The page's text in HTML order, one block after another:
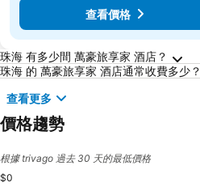
查看價格
關於珠海的常見問答
珠海 有多少間 萬豪旅享家 酒店？
珠海 的 萬豪旅享家 酒店通常收費多少？
查看更多
價格趨勢
根據 trivago 過去 30 天的最低價格
$0